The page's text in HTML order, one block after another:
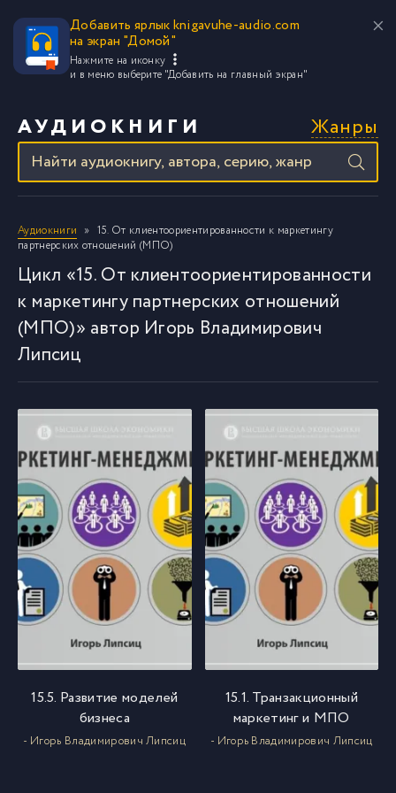
Добавить ярлык knigavuhe-audio.com
на экран "Домой"
Нажмите на иконку
и в меню выберите "Добавить на главный экран"
АУДИОКНИГИ Жанры
Аудиокниги
15. От клиентоориентированности к маркетингу
партнерских отношений (МПО)
Цикл «15. От клиентоориентированности
к маркетингу партнерских отношений
(МПО)» автор Игорь Владимирович
Липсиц
15.5. Развитие моделей
бизнеса
- Игорь Владимирович Липсиц
15.1. Транзакционный
маркетинг и МПО
- Игорь Владимирович Липсиц